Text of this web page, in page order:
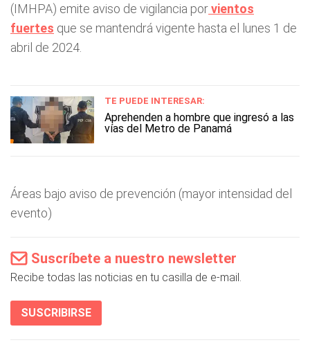
(IMHPA) emite aviso de vigilancia porvientos
fuertes que se mantendrá vigente hasta el lunes 1 de
abril de 2024.
TE PUEDE INTERESAR:
Aprehenden a hombre que ingresó a las
vías del Metro de Panamá
Áreas bajo aviso de prevención (mayor intensidad del
evento)
Suscríbete a nuestro newsletter
Recibe todas las noticias en tu casilla de e-mail.
SUSCRIBIRSE